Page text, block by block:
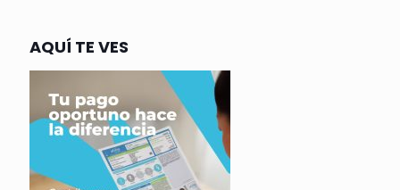
AQUÍ TE VES